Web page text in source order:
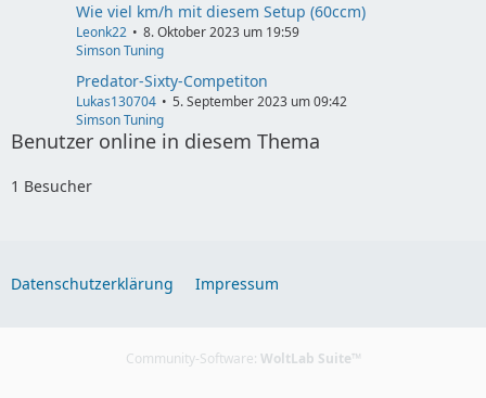
Wie viel km/h mit diesem Setup (60ccm)
Leonk22
8. Oktober 2023 um 19:59
Simson Tuning
Predator-Sixty-Competiton
Lukas130704
5. September 2023 um 09:42
Simson Tuning
Benutzer online in diesem Thema
1 Besucher
Datenschutzerklärung Impressum
Community-Software: WoltLab Suite™